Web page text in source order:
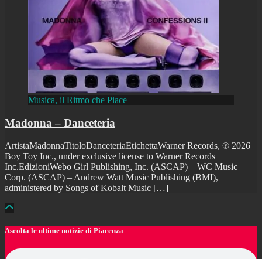
Musica, il Ritmo che Piace
Madonna – Danceteria
ArtistaMadonnaTitoloDanceteriaEtichettaWarner Records, ℗ 2026
Boy Toy Inc., under exclusive license to Warner Records
Inc.EdizioniWebo Girl Publishing, Inc. (ASCAP) – WC Music
Corp. (ASCAP) – Andrew Watt Music Publishing (BMI),
administered by Songs of Kobalt Music […]
Ascolta le ultime notizie di Piacenza